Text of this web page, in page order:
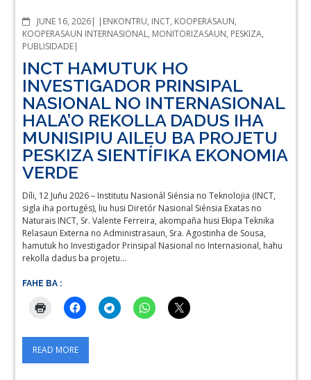
JUNE 16, 2026 COMMENTS
ENKONTRU, INCT, KOOPERASAUN,
KOOPERASAUN INTERNASIONAL, MONITORIZASAUN, PESKIZA,
PUBLISIDADE
INCT HAMUTUK HO
INVESTIGADOR PRINSIPAL
NASIONAL NO INTERNASIONAL
HALA’O REKOLLA DADUS IHA
MUNISIPIU AILEU BA PROJETU
PESKIZA SIENTÍFIKA EKONOMIA
VERDE
Díli, 12 Juñu 2026 – Institutu Nasionál Siénsia no Teknolojia (INCT,
sigla iha portugés), liu husi Diretór Nasional Siénsia Exatas no
Naturais INCT, Sr. Valente Ferreira, akompaña husi Ekipa Teknika
Relasaun Externa no Administrasaun, Sra. Agostinha de Sousa,
hamutuk ho Investigador Prinsipal Nasional no Internasional, hahu
rekolla dadus ba projetu…
FAHE BA :
READ MORE